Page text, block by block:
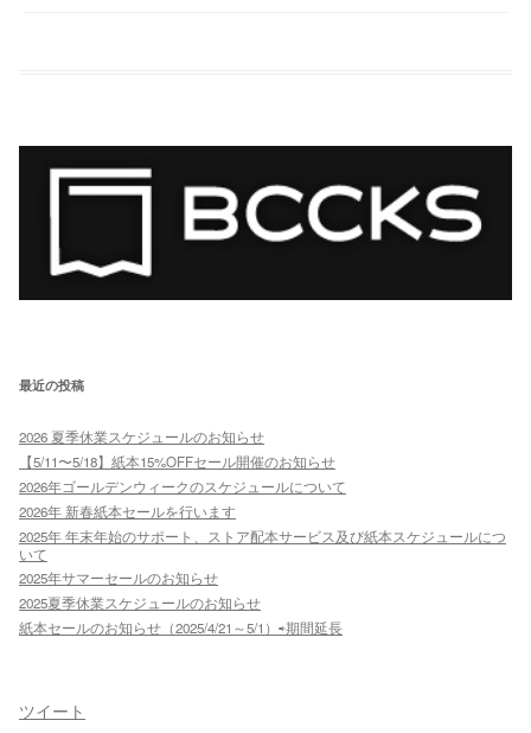
最近の投稿
2026 夏季休業スケジュールのお知らせ
【5/11〜5/18】紙本15%OFFセール開催のお知らせ
2026年ゴールデンウィークのスケジュールについて
2026年 新春紙本セールを行います
2025年 年末年始のサポート、ストア配本サービス及び紙本スケジュールにつ
いて
2025年サマーセールのお知らせ
2025夏季休業スケジュールのお知らせ
紙本セールのお知らせ（2025/4/21～5/1）⇨期間延長
ツイート